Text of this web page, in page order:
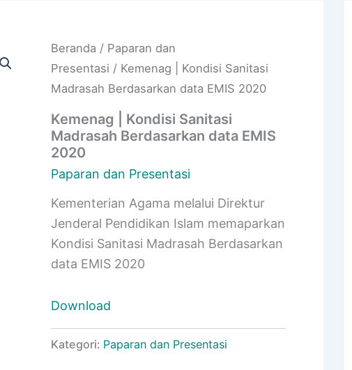
Beranda / Paparan dan
Presentasi / Kemenag | Kondisi Sanitasi
Madrasah Berdasarkan data EMIS 2020
Kemenag | Kondisi Sanitasi
Madrasah Berdasarkan data EMIS
2020
Paparan dan Presentasi
Kementerian Agama melalui Direktur
Jenderal Pendidikan Islam memaparkan
Kondisi Sanitasi Madrasah Berdasarkan
data EMIS 2020
Download
Kategori: Paparan dan Presentasi